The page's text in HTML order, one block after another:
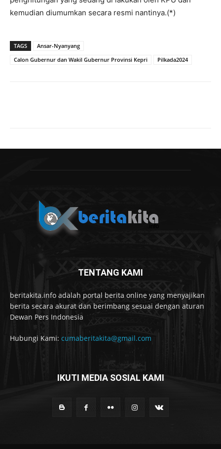
kemudian diumumkan secara resmi nantinya.(*)
TAGS
Ansar-Nyanyang
Calon Gubernur dan Wakil Gubernur Provinsi Kepri
Pilkada2024
TENTANG KAMI
beritakita.info adalah portal berita online yang menyajikan
berita secara akurat dan berimbang sesuai dengan aturan
Dewan Pers Indonesia
Hubungi Kami: cumaberitakita@gmail.com
IKUTI MEDIA SOSIAL KAMI